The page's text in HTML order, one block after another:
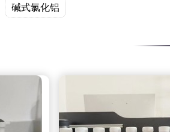
碱式氯化铝